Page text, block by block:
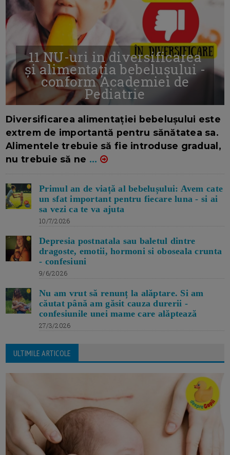
11 NU-uri in diversificarea
și alimentația bebelușului -
conform Academiei de
Pediatrie
Diversificarea alimentației bebelușului este
extrem de importantă pentru sănătatea sa.
Alimentele trebuie să fie introduse gradual,
nu trebuie să ne ...
Primul an de viață al bebelușului: Avem cate
un sfat important pentru fiecare luna - si ai
sa vezi ca te va ajuta
10/7/2026
Depresia postnatala sau baletul dintre
dragoste, emotii, hormoni si oboseala crunta
- confesiuni
9/6/2026
Nu am vrut să renunț la alăptare. Si am
căutat până am găsit cauza durerii -
confesiunile unei mame care alăptează
27/3/2026
ULTIMILE ARTICOLE